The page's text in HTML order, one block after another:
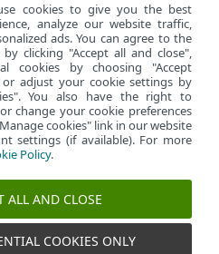
ESET
cookies to give you the best
analyze our website traffic,
ads. You can agree to the
clicking "Accept all and close",
cookies by choosing "Accept
or adjust your cookie settings by
You also have the right to
change your cookie preferences
cookies" link in our website
settings (if available). For more
Policy.
ALL AND CLOSE
COOKIES ONLY